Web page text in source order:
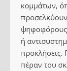
κομμάτων,
ψηφοφόρους,
ή
προκλήσεις.
πέραν του